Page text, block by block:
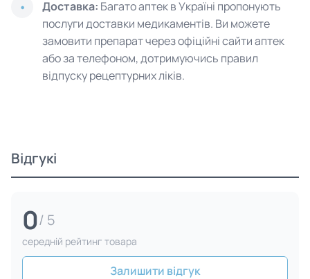
Доставка: Багато аптек в Україні пропонують
послуги доставки медикаментів. Ви можете
замовити препарат через офіційні сайти аптек
або за телефоном, дотримуючись правил
відпуску рецептурних ліків.
Відгукі
0/ 5
cередній рейтинг товара
Залишити відгук